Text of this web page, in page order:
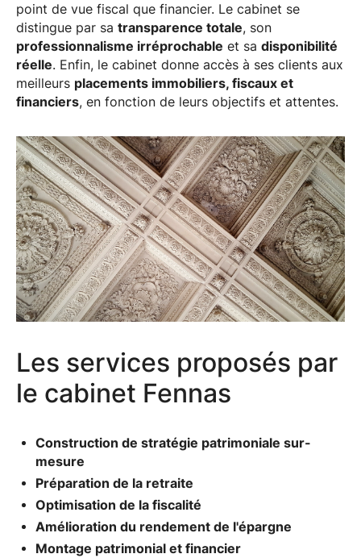
point de vue fiscal que financier. Le cabinet se
distingue par sa transparence totale, son
professionnalisme irréprochable et sa disponibilité
réelle. Enfin, le cabinet donne accès à ses clients aux
meilleurs placements immobiliers, fiscaux et
financiers, en fonction de leurs objectifs et attentes.
Les services proposés par
le cabinet Fennas
Construction de stratégie patrimoniale sur-
mesure
Préparation de la retraite
Optimisation de la fiscalité
Amélioration du rendement de l'épargne
Montage patrimonial et financier